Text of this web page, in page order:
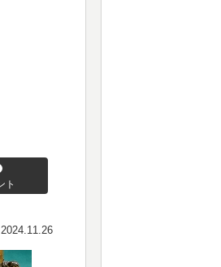
ト
2024.11.26